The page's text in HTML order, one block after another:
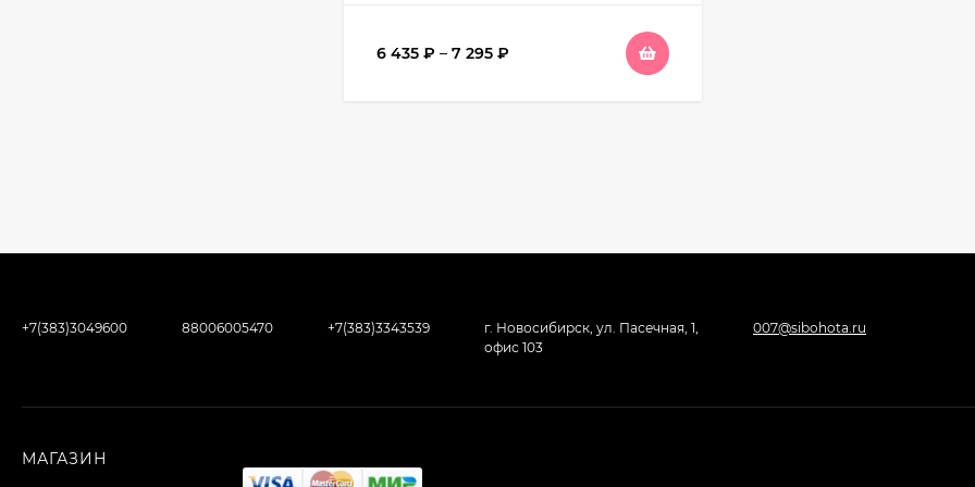
6 435 ₽ – 7 295 ₽
+7(383)3049600 88006005470 +7(383)3343539
г. Новосибирск, ул. Пасечная, 1,
офис 103
007@sibohota.ru
МАГАЗИН